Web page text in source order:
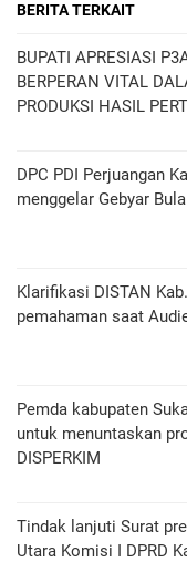
BERITA TERKAIT
BUPATI APRESIASI
BERPERAN VITAL
PRODUKSI HASIL
DPC PDI Perjuangan
menggelar Gebyar
Klarifikasi DISTAN
pemahaman saat
Pemda kabupaten
untuk menuntaskan
DISPERKIM
Tindak lanjuti Surat
Utara Komisi I DPRD